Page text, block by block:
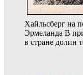
Хайльсберг на
Эрмеланда В
в стране долин